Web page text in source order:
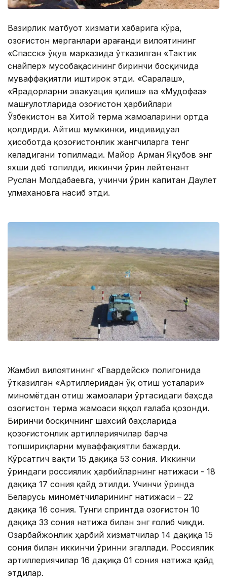
Вазирлик матбуот хизмати хабарига кўра,
Қозоғистон мерганлари Қарағанди вилоятининг
«Спасск» ўқув марказида ўтказилган «Тактик
снайпер» мусобақасининг биринчи босқичида
муваффақиятли иштирок этди. «Саралаш»,
«Ярадорларни эвакуация қилиш» ва «Мудофаа»
машғулотларида Қозоғистон ҳарбийлари
Ўзбекистон ва Хитой терма жамоаларини ортда
қолдирди. Айтиш мумкинки, индивидуал
ҳисоботда қозоғистонлик жангчиларга тенг
келадигани топилмади. Майор Арман Яқубов энг
яхши деб топилди, иккинчи ўрин лейтенант
Руслан Молдабаевга, учинчи ўрин капитан Даулет
Қулмахановга насиб этди.
Жамбил вилоятининг «Гвардейск» полигонида
ўтказилган «Артиллериядан ўқ отиш усталари»
миномётдан отиш жамоалари ўртасидаги баҳсда
Қозоғистон терма жамоаси яққол ғалаба қозонди.
Биринчи босқичнинг шахсий баҳсларида
қозоғистонлик артиллериячилар барча
топшириқларни муваффақиятли бажарди.
Кўрсатгич вақти 15 дақиқа 53 сония. Иккинчи
ўриндаги россиялик ҳарбийларнинг натижаси - 18
дақиқа 17 сония қайд этилди. Учинчи ўринда
Беларусь миномётчиларининг натижаси – 22
дақиқа 16 сония. Тунги спринтда Қозоғистон 10
дақиқа 33 сония натижа билан энг ғолиб чиқди.
Озарбайжонлик ҳарбий хизматчилар 14 дақиқа 15
сония билан иккинчи ўринни эгаллади. Россиялик
артиллериячилар 16 дақиқа 01 сония натижа қайд
этдилар.